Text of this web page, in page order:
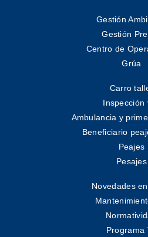
Gestión
Gestión
Centro de
Grúa
Carro
Inspección
Ambulancia y
Beneficiario
Peajes
Pesajes
Novedades
Programa